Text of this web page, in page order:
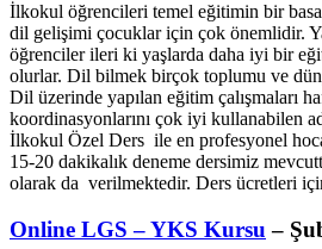
İlkokul öğrencileri temel eğitimin bir
dil gelişimi çocuklar için çok önemlidir.
öğrenciler ileri ki yaşlarda daha iyi bir
olurlar. Dil bilmek birçok toplumu ve
Dil üzerinde yapılan eğitim çalışmaları
koordinasyonlarını çok iyi kullanabilen
İlkokul Özel Ders ile en profesyonel
15-20 dakikalık deneme dersimiz
olarak da verilmektedir. Ders ücretleri
Online LGS – YKS Kursu –